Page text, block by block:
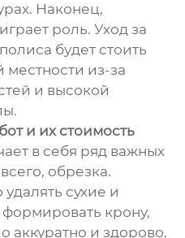
Наконец,
роль. Уход за
будет стоить
из-за
и высокой
и их стоимость
в себя ряд важных
обрезка.
сухие и
крону,
аккуратно и здорово.